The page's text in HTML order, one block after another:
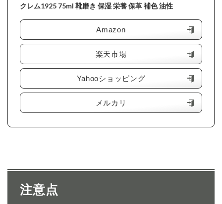
クレム1925 75ml 靴磨き 保湿 栄養 保革 補色 油性
Amazon
楽天市場
Yahooショッピング
メルカリ
注意点